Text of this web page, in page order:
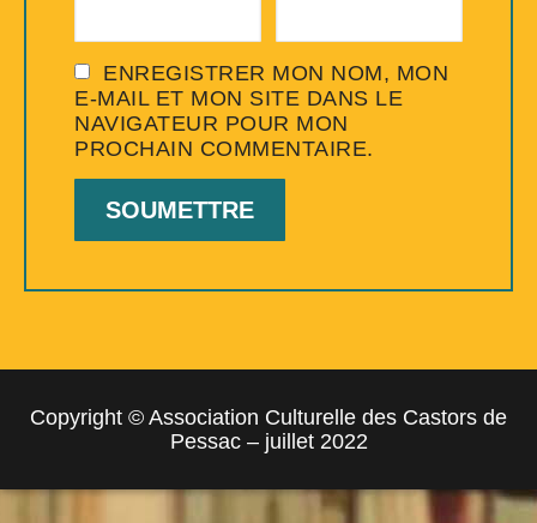
ENREGISTRER MON NOM, MON
E-MAIL ET MON SITE DANS LE
NAVIGATEUR POUR MON
PROCHAIN COMMENTAIRE.
Copyright © Association Culturelle des Castors de
Pessac – juillet 2022